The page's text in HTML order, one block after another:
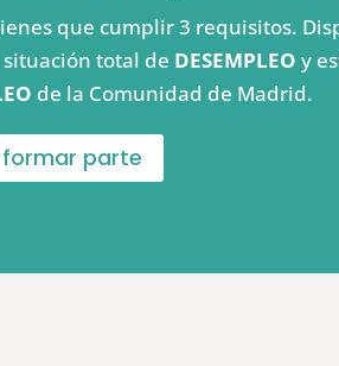
que cumplir 3 requisitos.
total de DESEMPLEO y
de la Comunidad de Madrid.
formar parte